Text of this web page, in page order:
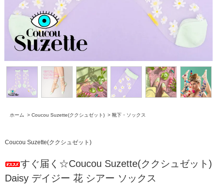
ホーム > Coucou Suzette(ククシュゼット) > 靴下・ソックス
Coucou Suzette(ククシュゼット)
すぐ届く☆Coucou Suzette(ククシュゼット)
Daisy デイジー 花 シアー ソックス